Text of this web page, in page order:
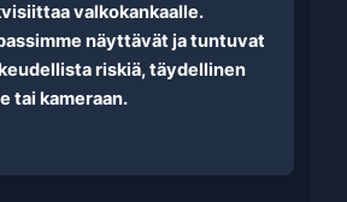
valkokankaalle.
näyttävät ja tuntuvat
riskiä, täydellinen
tai kameraan.